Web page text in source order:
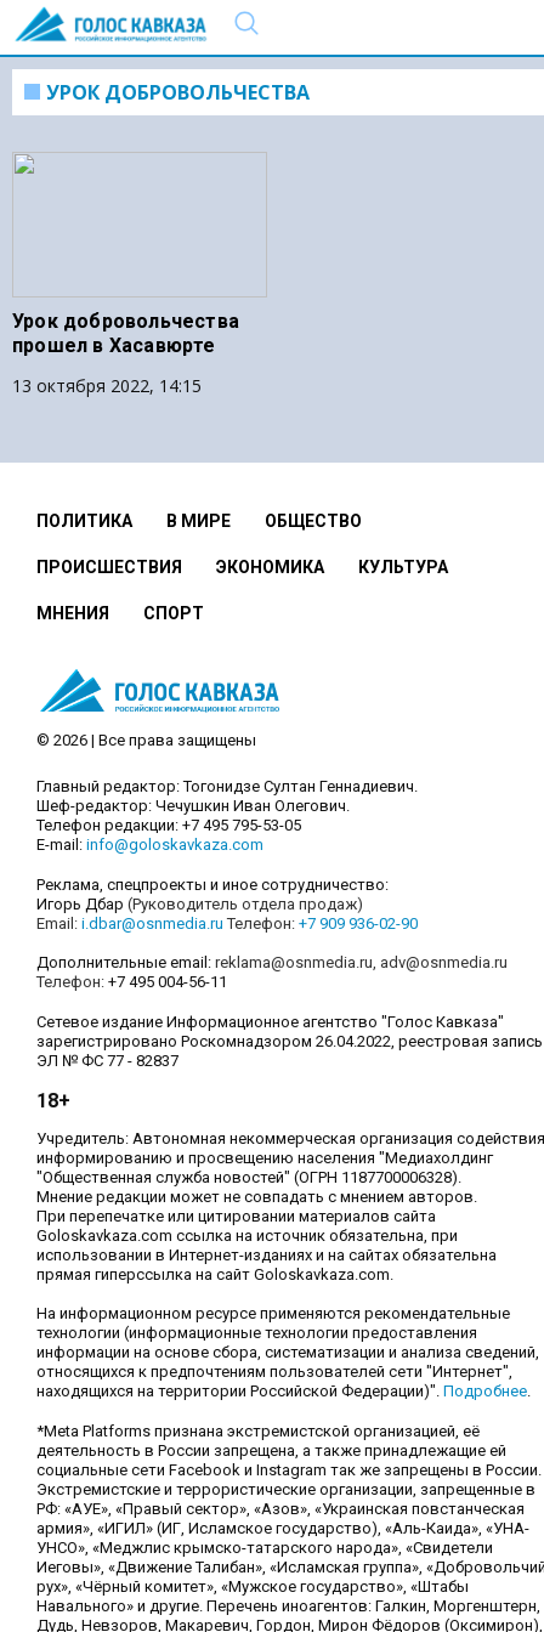
УРОК ДОБРОВОЛЬЧЕСТВА
Урок добровольчества
прошел в Хасавюрте
13 октября 2022, 14:15
ПОЛИТИКА В МИРЕ ОБЩЕСТВО
ПРОИСШЕСТВИЯ ЭКОНОМИКА КУЛЬТУРА
МНЕНИЯ СПОРТ
© 2026 | Все права защищены
Главный редактор: Тогонидзе Султан Геннадиевич.
Шеф-редактор: Чечушкин Иван Олегович.
Телефон редакции: +7 495 795-53-05
E-mail: info@goloskavkaza.com
Реклама, спецпроекты и иное сотрудничество:
Игорь Дбар (Руководитель отдела продаж)
Email: i.dbar@osnmedia.ru Телефон: +7 909 936-02-90
Дополнительные email: reklama@osnmedia.ru, adv@osnmedia.ru
Телефон: +7 495 004-56-11
Сетевое издание Информационное агентство "Голос Кавказа"
зарегистрировано Роскомнадзором 26.04.2022, реестровая запись
ЭЛ № ФС 77 - 82837
18+
Учредитель: Автономная некоммерческая организация содействия
информированию и просвещению населения "Медиахолдинг
"Общественная служба новостей" (ОГРН 1187700006328).
Мнение редакции может не совпадать с мнением авторов.
При перепечатке или цитировании материалов сайта
Goloskavkaza.com ссылка на источник обязательна, при
использовании в Интернет-изданиях и на сайтах обязательна
прямая гиперссылка на сайт Goloskavkaza.com.
На информационном ресурсе применяются рекомендательные
технологии (информационные технологии предоставления
информации на основе сбора, систематизации и анализа сведений,
относящихся к предпочтениям пользователей сети "Интернет",
находящихся на территории Российской Федерации)". Подробнее.
*Meta Platforms признана экстремистской организацией, её
деятельность в России запрещена, а также принадлежащие ей
социальные сети Facebook и Instagram так же запрещены в России.
Экстремистские и террористические организации, запрещенные в
РФ: «АУЕ», «Правый сектор», «Азов», «Украинская повстанческая
армия», «ИГИЛ» (ИГ, Исламское государство), «Аль-Каида», «УНА-
УНСО», «Меджлис крымско-татарского народа», «Свидетели
Иеговы», «Движение Талибан», «Исламская группа»,
рух», «Чёрный комитет», «Мужское государство», «Штабы
Навального» и другие. Перечень иноагентов: Галкин, Моргенштерн,
Дудь, Невзоров, Макаревич, Гордон, Мирон Фёдоров (Оксимирон),